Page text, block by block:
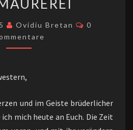
EUROPÄISCHE
Ovidiu Bretan
0
und im Geiste brüderlicher
mich heute an Euch. Die Zeit